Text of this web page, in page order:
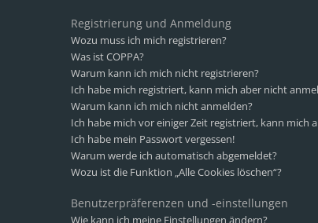
Registrierung und Anmeldung
Wozu muss ich mich registrieren?
Was ist COPPA?
Warum kann ich mich nicht registrieren?
Ich habe mich registriert, kann mich aber nicht
Warum kann ich mich nicht anmelden?
Ich habe mich vor einiger Zeit registriert, kann mich
Ich habe mein Passwort vergessen!
Warum werde ich automatisch abgemeldet?
Wozu ist die Funktion „Alle Cookies löschen“?
Benutzerpräferenzen und -einstellungen
Wie kann ich meine Einstellungen ändern?